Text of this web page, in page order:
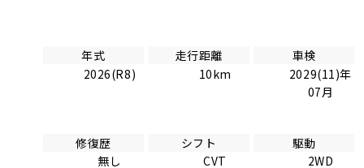
年式
2026(R8)
走行距離
10km
車検
2029(11)年
07月
修復歴
無し
シフト
CVT
駆動
2WD